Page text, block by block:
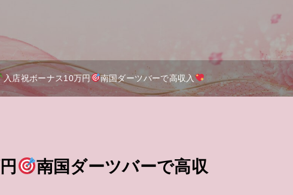
入店祝ボーナス10万円 南国ダーツバーで高収入
南国ダーツバーで高収